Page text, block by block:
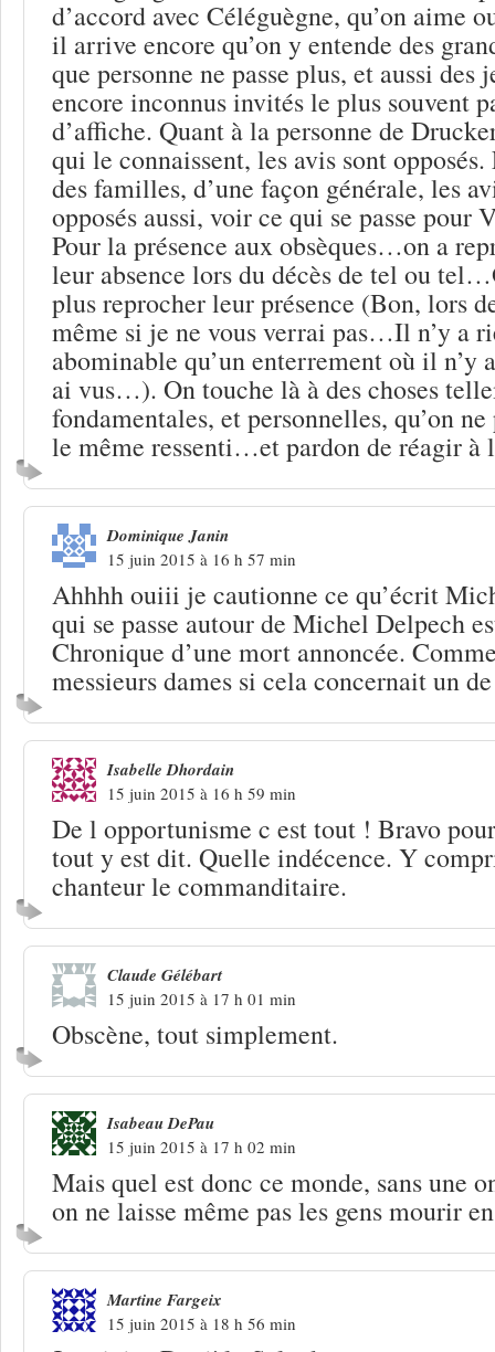
d’accord avec Céléguègne, qu’on aime
il arrive encore qu’on y entende des
que personne ne passe plus, et aussi des
encore inconnus invités le plus souvent
d’affiche. Quant à la personne de
qui le connaissent, les avis sont
des familles, d’une façon générale, les
opposés aussi, voir ce qui se passe
Pour la présence aux obsèques…on a
leur absence lors du décès de tel ou
plus reprocher leur présence (Bon, lors
même si je ne vous verrai pas…Il n’y a
abominable qu’un enterrement où il n’y
ai vus…). On touche là à des choses
fondamentales, et personnelles, qu’on
le même ressenti…et pardon de réagir à
Dominique Janin
15 juin 2015 à 16 h 57 min
Ahhhh ouiii je cautionne ce qu’écrit
qui se passe autour de Michel Delpech
Chronique d’une mort annoncée.
messieurs dames si cela concernait un
Isabelle Dhordain
15 juin 2015 à 16 h 59 min
De l opportunisme c est tout ! Bravo
tout y est dit. Quelle indécence. Y
chanteur le commanditaire.
Claude Gélébart
15 juin 2015 à 17 h 01 min
Obscène, tout simplement.
Isabeau DePau
15 juin 2015 à 17 h 02 min
Mais quel est donc ce monde, sans une
on ne laisse même pas les gens mourir
Martine Fargeix
15 juin 2015 à 18 h 56 min